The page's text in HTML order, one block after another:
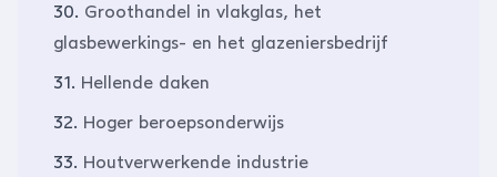
30. Groothandel in vlakglas, het
glasbewerkings- en het glazeniersbedrijf
31. Hellende daken
32. Hoger beroepsonderwijs
33. Houtverwerkende industrie